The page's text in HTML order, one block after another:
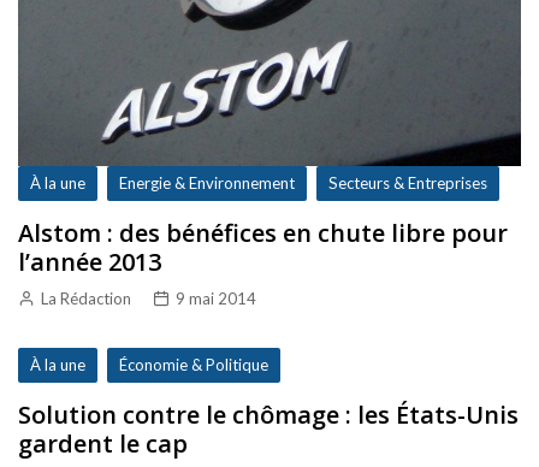
À la une Energie & Environnement Secteurs & Entreprises
Alstom : des bénéfices en chute libre pour
l’année 2013
La Rédaction 9 mai 2014
À la une Économie & Politique
Solution contre le chômage : les États-Unis
gardent le cap